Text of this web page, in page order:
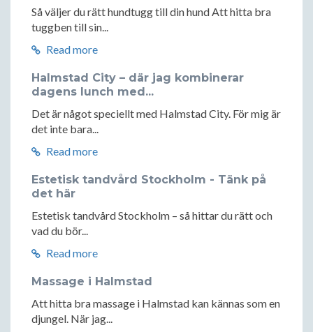
Så väljer du rätt hundtugg till din hund Att hitta bra
tuggben till sin...
Read more
Halmstad City – där jag kombinerar
dagens lunch med...
Det är något speciellt med Halmstad City. För mig är
det inte bara...
Read more
Estetisk tandvård Stockholm - Tänk på
det här
Estetisk tandvård Stockholm – så hittar du rätt och
vad du bör...
Read more
Massage i Halmstad
Att hitta bra massage i Halmstad kan kännas som en
djungel. När jag...